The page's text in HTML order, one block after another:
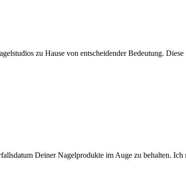
zu Hause von entscheidender Bedeutung. Diese
Deiner Nagelprodukte im Auge zu behalten. Ich